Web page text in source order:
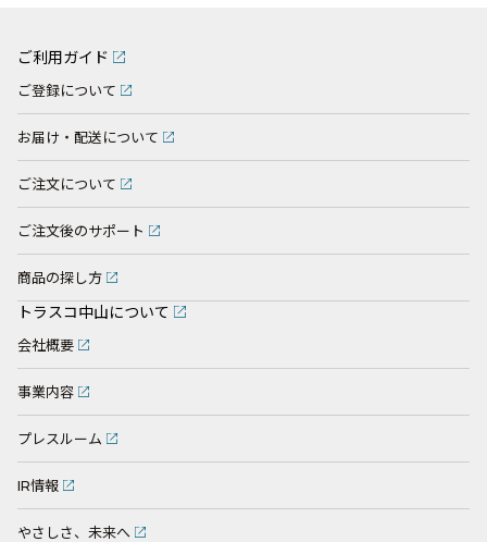
ご利用ガイド
ご登録について
お届け・配送について
ご注文について
ご注文後のサポート
商品の探し方
トラスコ中山について
会社概要
事業内容
プレスルーム
IR情報
やさしさ、未来へ